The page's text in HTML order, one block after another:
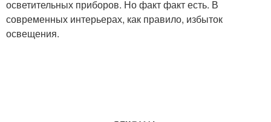
осветительных приборов. Но факт факт есть. В
современных интерьерах, как правило, избыток
освещения.